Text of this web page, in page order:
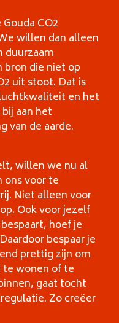
CO2
willen dan alleen
duurzaam
bron die niet op
uit stoot. Dat is
en het
aan het
van de aarde.
willen we nu al
ons voor te
Niet alleen voor
Ook voor jezelf
hoef je
bespaar je
prettig zijn om
te wonen of te
gaat tocht
Zo creëer